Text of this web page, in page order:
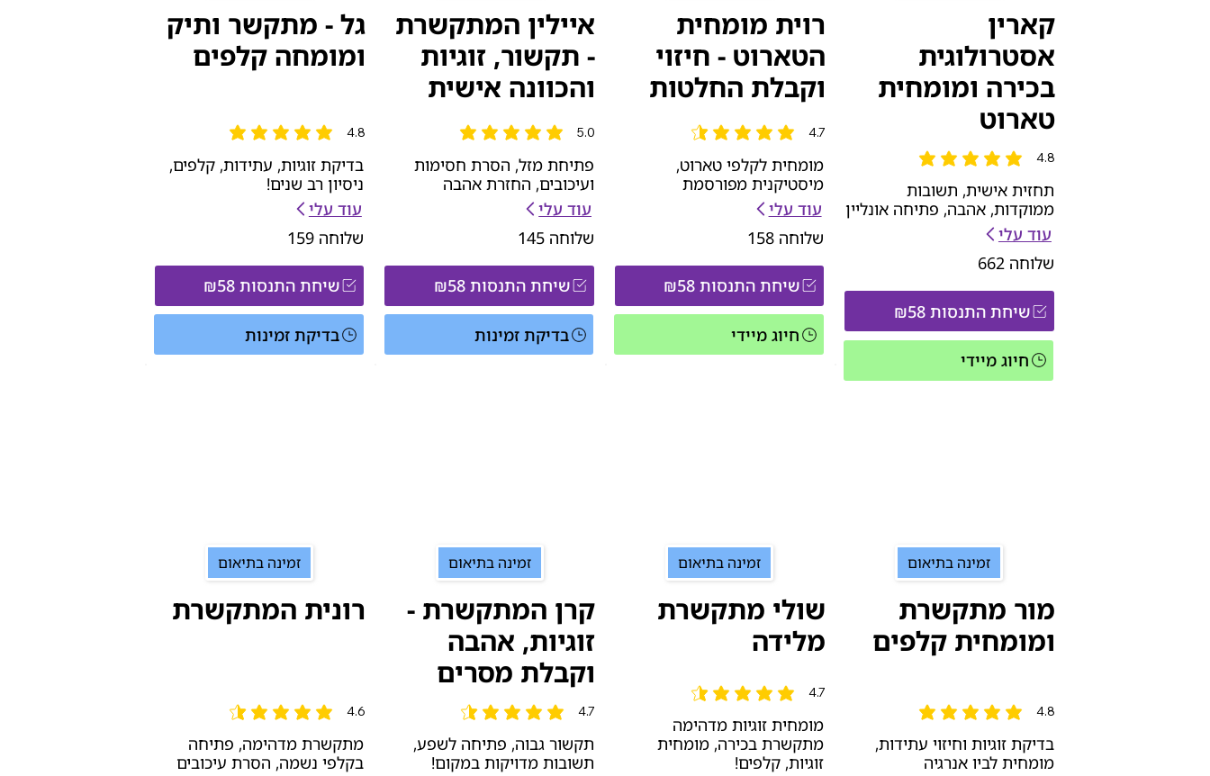
שיחת התנסות ₪58
חיוג מיידי
תחזית אישית, תשובות
ממוקדות, אהבה, פתיחה אונליין
עוד עלי
שלוחה 662
קארין
אסטרולוגית
בכירה ומומחית
טארוט
4.8
הדירוג הממוצא הוא 4.8 מתוך 5
שיחת התנסות ₪58
חיוג מיידי
מומחית לקלפי טארוט,
מיסטיקנית מפורסמת
עוד עלי
שלוחה 158
רוית מומחית
הטארוט - חיזוי
וקבלת החלטות
4.7
הדירוג הממוצא הוא 4.7 מתוך 5
שיחת התנסות ₪58
בדיקת זמינות
פתיחת מזל, הסרת חסימות
ועיכובים, החזרת אהבה
עוד עלי
שלוחה 145
איילין המתקשרת
- תקשור, זוגיות
והכוונה אישית
5.0
הדירוג הממוצא הוא 5 מתוך 5
שיחת התנסות ₪58
בדיקת זמינות
בדיקת זוגיות, עתידות, קלפים,
ניסיון רב שנים!
עוד עלי
שלוחה 159
גל - מתקשר ותיק
ומומחה קלפים
4.8
הדירוג הממוצא הוא 4.8 מתוך 5
זמינה בתיאום
בדיקת זוגיות וחיזוי עתידות,
מומחית לביו אנרגיה
מור מתקשרת
ומומחית קלפים
4.8
הדירוג הממוצא הוא 4.8 מתוך 5
זמינה בתיאום
מומחית זוגיות מדהימה
מתקשרת בכירה, מומחית
זוגיות, קלפים!
שולי מתקשרת
מלידה
4.7
הדירוג הממוצא הוא 4.7 מתוך 5
זמינה בתיאום
תקשור גבוה, פתיחה לשפע,
תשובות מדויקות במקום!
קרן המתקשרת -
זוגיות, אהבה
וקבלת מסרים
4.7
הדירוג הממוצא הוא 4.7 מתוך 5
זמינה בתיאום
מתקשרת מדהימה, פתיחה
בקלפי נשמה, הסרת עיכובים
רונית המתקשרת
4.6
הדירוג הממוצא הוא 4.6 מתוך 5